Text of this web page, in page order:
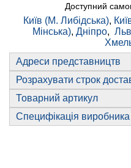
Доступний
Київ (М. Либідська),
Мінська), Дніпро,
Адреси представництв
Розрахувати строк
Товарний артикул
Специфікація виробника